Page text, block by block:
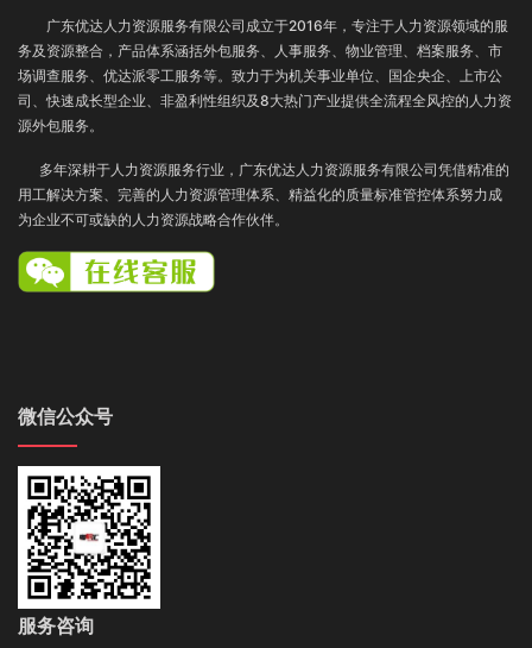
广东优达人力资源服务有限公司成立于2016年，专注于人力资源领域的服
务及资源整合，产品体系涵括外包服务
人事服务、 物业管理、 档案服务
市
场调查服务 、优达派零工服务等。致力于为机关事业单位、国企央企、上市公
司、快速成长型企业、非盈利性组织及8大热门产业提供全流程全风控的人力资
源外包服务。
多年深耕于人力资源服务行业，广东优达人力资源服务有限公司凭借精准的
用工解决方案、完善的人力资源管理体系、精益化的质量标准管控体系努力成
为企业不可或缺的人力资源战略合作伙伴。
微信公众号
服务咨询